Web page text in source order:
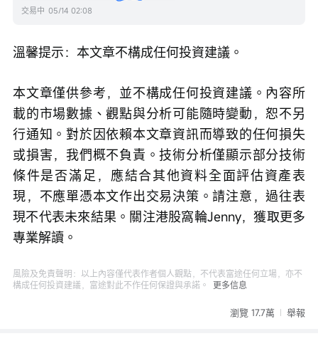
交易中 05/14 02:08
溫馨提示：本文章不構成任何投資建議。
本文章僅供參考，並不構成任何投資建議。內容所
載的市場數據、觀點與分析可能隨時變動，恕不另
行通知。對於因依賴本文章資訊而導致的任何損失
或損害，我們概不負責。技術分析僅顯示部分技術
條件是否滿足，應結合其他資料全面評估資產表
現，不應單憑本文作出交易決策。請注意，過往表
現不代表未來結果。關注港股窩輪Jenny，獲取更多
專業解讀。
風險及免責聲明：以上內容僅代表作者個人觀點，不代表富途任何立場，亦不
構成任何投資建議，富途對此不作任何保證與承諾。
更多信息
瀏覽 17.7萬 舉報